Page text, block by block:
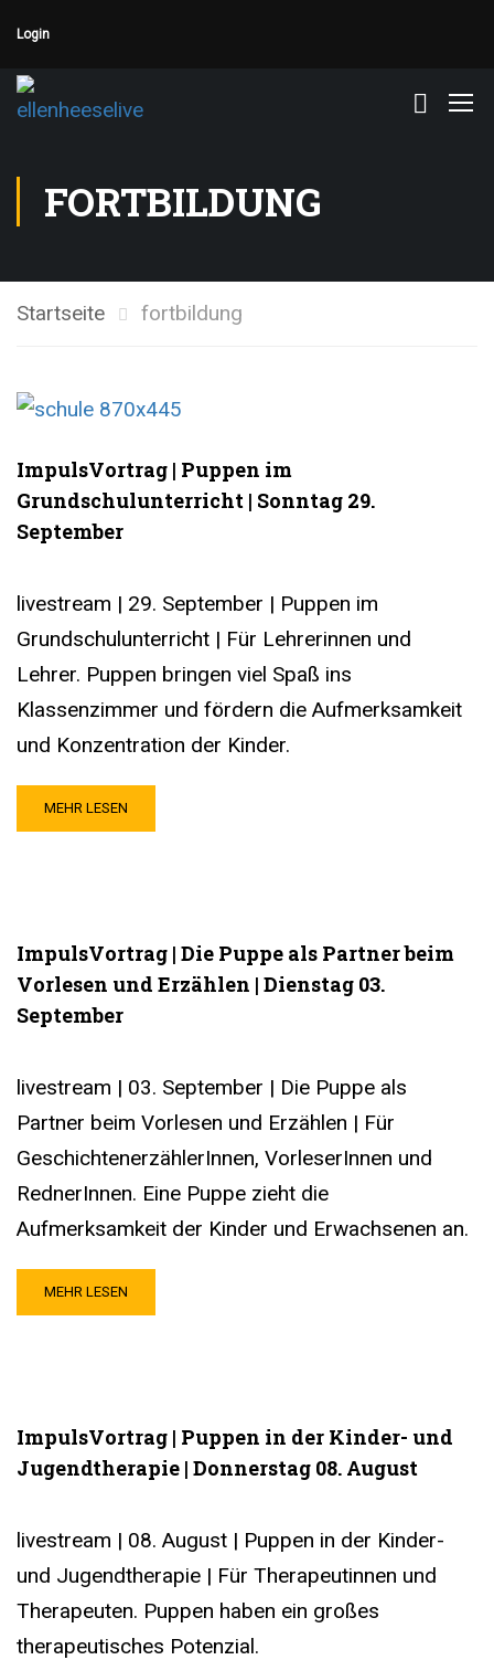
Login
FORTBILDUNG
Startseite fortbildung
ImpulsVortrag | Puppen im
Grundschulunterricht | Sonntag 29.
September
livestream | 29. September | Puppen im
Grundschulunterricht | Für Lehrerinnen und
Lehrer. Puppen bringen viel Spaß ins
Klassenzimmer und fördern die Aufmerksamkeit
und Konzentration der Kinder.
MEHR LESEN
ImpulsVortrag | Die Puppe als Partner beim
Vorlesen und Erzählen | Dienstag 03.
September
livestream | 03. September | Die Puppe als
Partner beim Vorlesen und Erzählen | Für
GeschichtenerzählerInnen, VorleserInnen und
RednerInnen. Eine Puppe zieht die
Aufmerksamkeit der Kinder und Erwachsenen an.
MEHR LESEN
ImpulsVortrag | Puppen in der Kinder- und
Jugendtherapie | Donnerstag 08. August
livestream | 08. August | Puppen in der Kinder-
und Jugendtherapie | Für Therapeutinnen und
Therapeuten. Puppen haben ein großes
therapeutisches Potenzial.